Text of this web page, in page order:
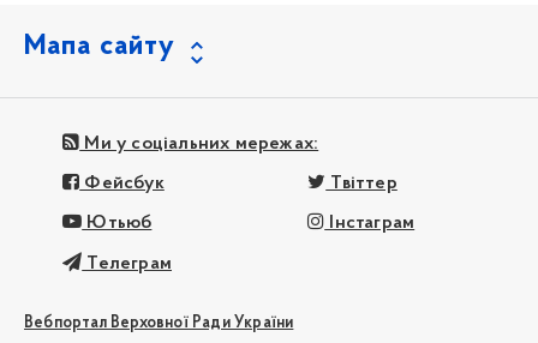
Мапа сайту
Ми у соціальних мережах:
Фейсбук Твіттер
Ютьюб Інстаграм
Телеграм
Вебпортал Верховної Ради України